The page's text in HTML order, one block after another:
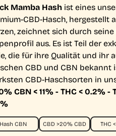
Mamba Hashist eines
CBD-Hasch, hergestellt
zeichnet sich durch
aus. Es ist Teil der
die für ihre Qualität und ihr
CBD und CBN bekannt
CBD-Haschsorten in
CBN < 11% - THC < 0.2% -
Hash CBN CBD >20% CBD THC